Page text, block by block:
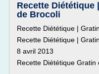
Recette Diététique
de Brocoli
Recette Diététique |
Recette Diététique |
8 avril 2013
Recette Diététique